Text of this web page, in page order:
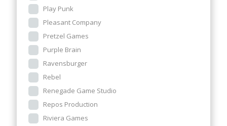
Play Punk
Pleasant Company
Pretzel Games
Purple Brain
Ravensburger
Rebel
Renegade Game Studio
Repos Production
Riviera Games